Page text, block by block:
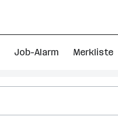
Job-Alarm Merkliste